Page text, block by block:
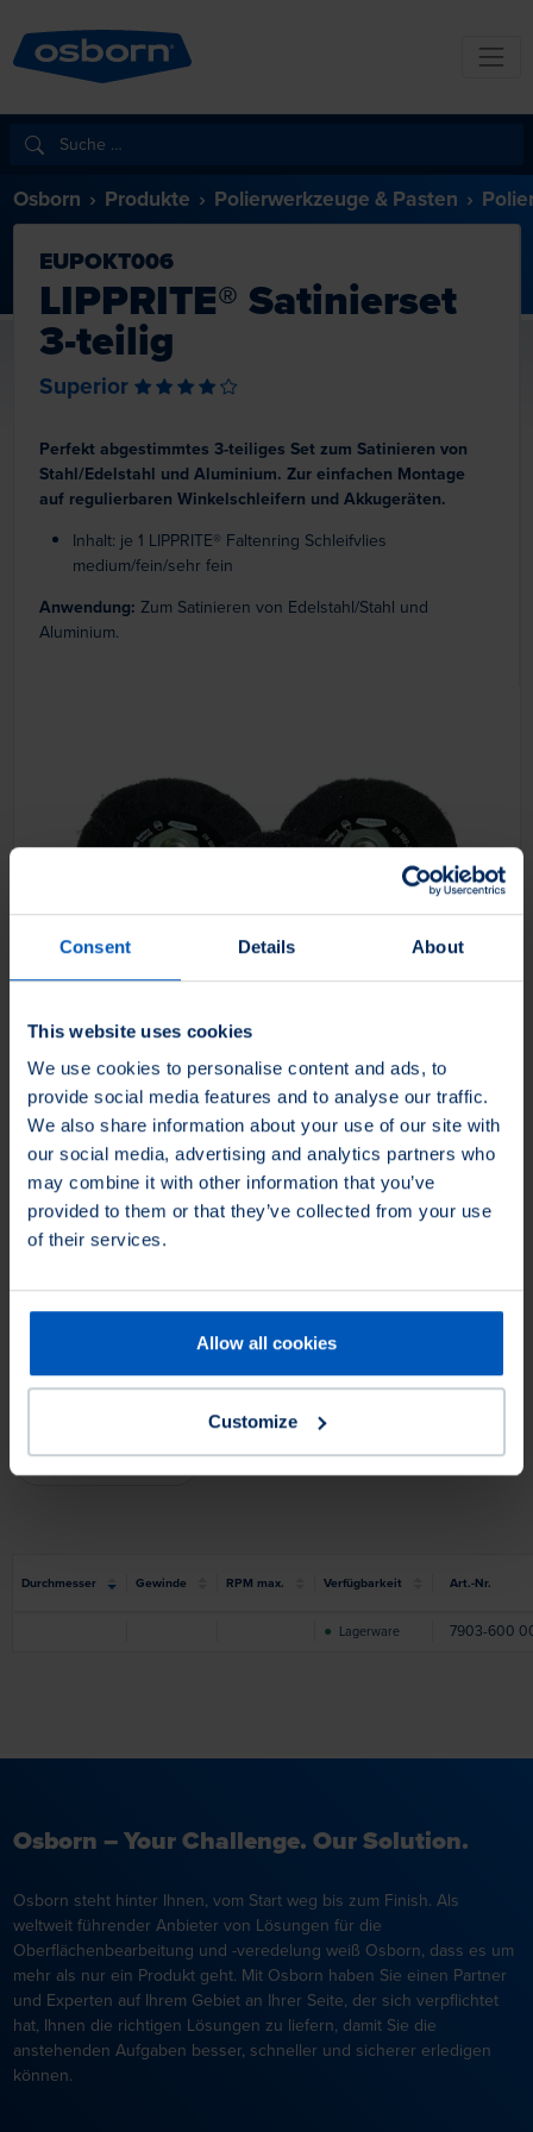
Consent Details About
This website uses cookies
We use cookies to personalise content and ads, to
provide social media features and to analyse our traffic.
We also share information about your use of our site with
our social media, advertising and analytics partners who
may combine it with other information that you’ve
provided to them or that they’ve collected from your use
of their services.
Allow all cookies
Customize
Osborn Produkte Polierwerkzeuge & Pasten
EUPOKT006
LIPPRITE® Satinierset
3-teilig
Superior
Perfekt abgestimmtes 3-teiliges Set zum Satinieren von
Stahl/Edelstahl und Aluminium. Zur einfachen Montage
auf regulierbaren Winkelschleifern und Akkugeräten.
Inhalt: je 1 LIPPRITE® Faltenring Schleifvlies
medium/fein/sehr fein
Anwendung: Zum Satinieren von Edelstahl/Stahl und
Aluminium.
This product is not available in North America.You can
still request the product and we will find you an
appropriate equivalent.
Anwendung auf
Anwendung auf
Durchmesser Gewinde RPM max. Verfügbarkeit Art.-Nr.
● Lagerware 7903-600
Osborn – Your Challenge. Our Solution.
Osborn steht hinter Ihnen, vom Start weg bis zum Finish. Als
weltweit führender Anbieter von Lösungen für die
Oberflächenbearbeitung und -veredelung weiß Osborn, dass es um
mehr als nur ein Produkt geht. Mit Osborn haben Sie einen Partner
und Experten auf Ihrem Gebiet an Ihrer Seite, der sich verpflichtet
hat, Ihnen die richtigen Lösungen zu liefern, damit Sie die
anstehenden Aufgaben besser, schneller und sicherer erledigen
können.